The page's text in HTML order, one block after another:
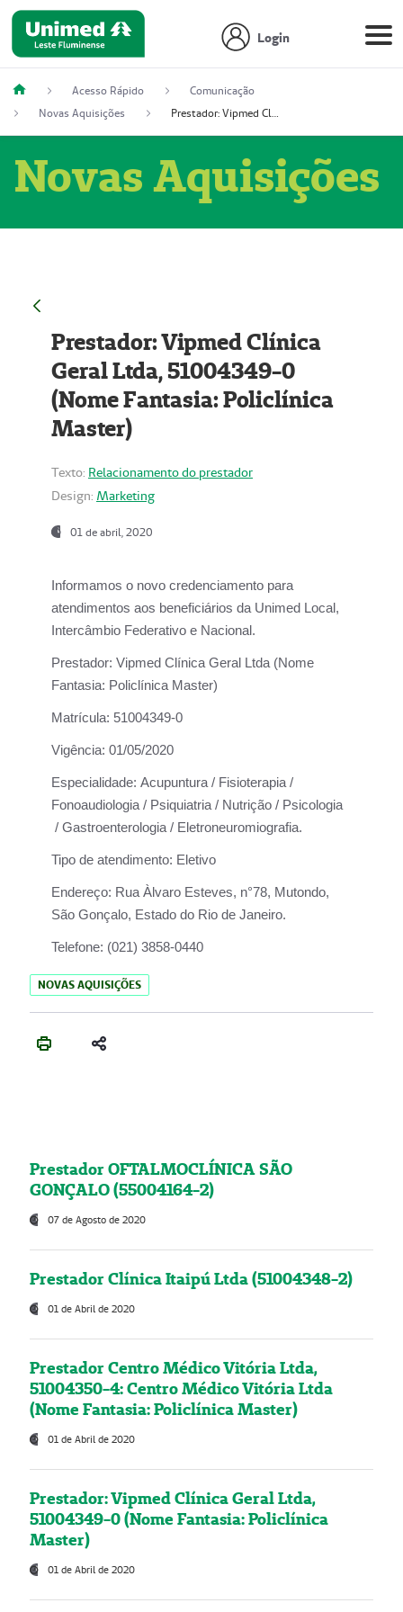
Login
Acesso Rápido
Comunicação
Novas Aquisições
Prestador: Vipmed Clínica Geral Ltda, 51004349-0 (Nome Fantasia: Policlínica Master)
Novas Aquisições
Prestador: Vipmed Clínica
Geral Ltda, 51004349-0
(Nome Fantasia: Policlínica
Master)
Texto: Relacionamento do prestador
Design: Marketing
01 de abril, 2020
Informamos o novo credenciamento para
atendimentos aos beneficiários da Unimed Local,
Intercâmbio Federativo e Nacional.
Prestador: Vipmed Clínica Geral Ltda (Nome
Fantasia: Policlínica Master)
Matrícula: 51004349-0
Vigência: 01/05/2020
Especialidade: Acupuntura / Fisioterapia /
Fonoaudiologia / Psiquiatria / Nutrição / Psicologia
/ Gastroenterologia / Eletroneuromiografia.
Tipo de atendimento: Eletivo
Endereço: Rua Àlvaro Esteves, n°78, Mutondo,
São Gonçalo, Estado do Rio de Janeiro.
Telefone: (021) 3858-0440
NOVAS AQUISIÇÕES
Prestador OFTALMOCLÍNICA SÃO
GONÇALO (55004164-2)
07 de Agosto de 2020
Prestador Clínica Itaipú Ltda (51004348-2)
01 de Abril de 2020
Prestador Centro Médico Vitória Ltda,
51004350-4: Centro Médico Vitória Ltda
(Nome Fantasia: Policlínica Master)
01 de Abril de 2020
Prestador: Vipmed Clínica Geral Ltda,
51004349-0 (Nome Fantasia: Policlínica
Master)
01 de Abril de 2020